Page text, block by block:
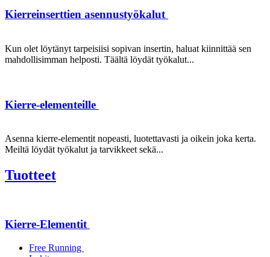
Kierreinserttien asennustyökalut
Kun olet löytänyt tarpeisiisi sopivan insertin, haluat kiinnittää sen
mahdollisimman helposti. Täältä löydät työkalut...
Kierre-elementeille
Asenna kierre-elementit nopeasti, luotettavasti ja oikein joka kerta.
Meiltä löydät työkalut ja tarvikkeet sekä...
Tuotteet
Kierre-Elementit
Free Running